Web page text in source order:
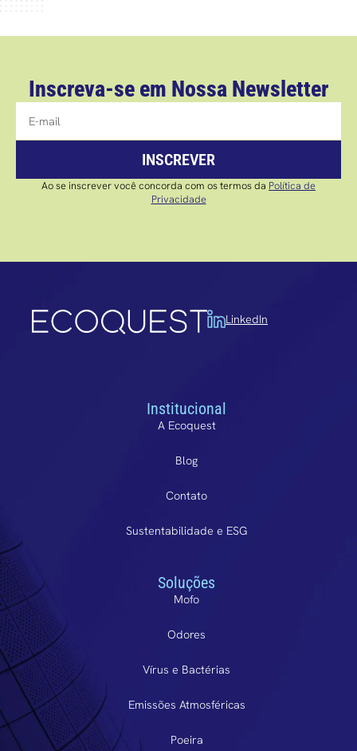
Inscreva-se em Nossa Newsletter
INSCREVER
Ao se inscrever você concorda com os termos da Política de
Privacidade
LinkedIn
Institucional
A Ecoquest
Blog
Contato
Sustentabilidade e ESG
Soluções
Mofo
Odores
Vírus e Bactérias
Emissões Atmosféricas
Poeira